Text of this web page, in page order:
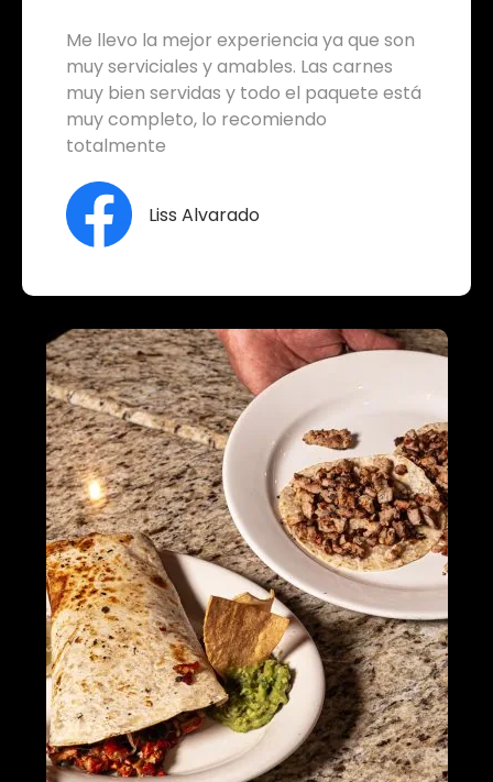
Me llevo la mejor experiencia ya que son
muy serviciales y amables. Las carnes
muy bien servidas y todo el paquete está
muy completo, lo recomiendo
totalmente
Liss Alvarado